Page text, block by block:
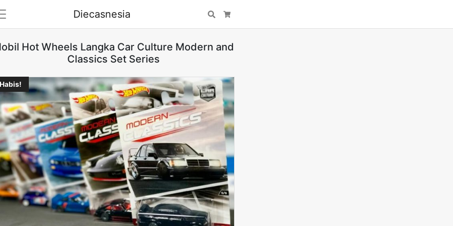
Diecasnesia Search
Hot Wheels Langka Car Culture Modern and
Classics Set Series
Habis!